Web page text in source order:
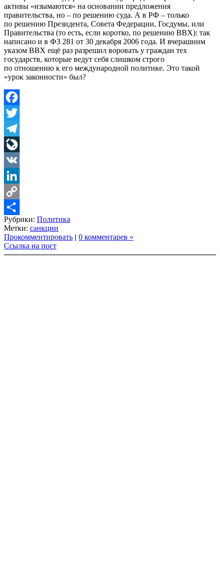
активы «изымаются» на основании предложения
правительства, но – по решению суда. А в РФ – только
по решению Президента, Совета Федерации, Госдумы, или
Правительства (то есть, если коротко, по решению ВВХ): так
написано и в ФЗ 281 от 30 декабря 2006 года. И вчерашним
указом ВВХ ещё раз разрешил воровать у граждан тех
государств, которые ведут себя слишком строго
по отношению к его международной политике. Это такой
«урок законности» был?
Facebook
Twitter
Telegram
LiveJournal
VK
LinkedIn
Copy
Link
Share
Рубрики: Политика
Метки: санкции
Прокомментировать | 0 комментарев »
Ссылка на пост